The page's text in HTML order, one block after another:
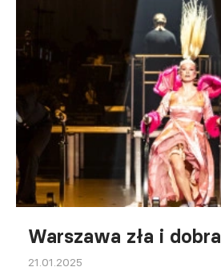
Warszawa zła i dobra
21.01.2025